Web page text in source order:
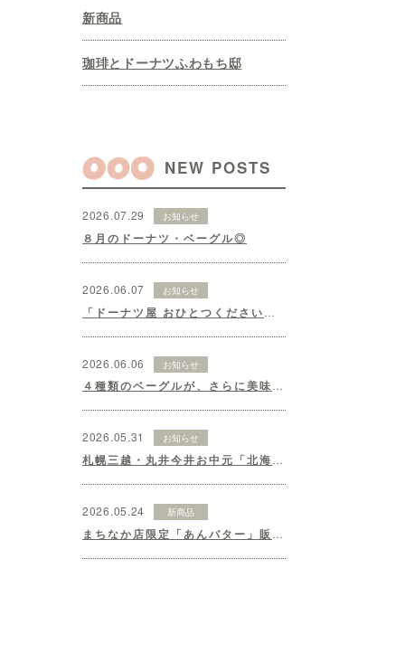
新商品
珈琲とドーナツふわもち邸
NEW POSTS
2026.07.29 お知らせ
８月のドーナツ・ベーグル◎
2026.06.07 お知らせ
2026.06.06 お知らせ
４種類のベーグルが、さらに美味しくリニューアル！
2026.05.31 お知らせ
2026.05.24 新商品